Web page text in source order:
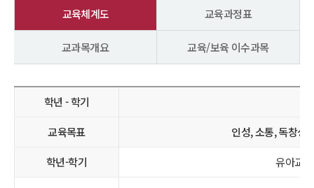
교육체계도 교육과정표
교과목개요 교육/보육 이수과목
학년 - 학기
교육목표 인성, 소통, 독창성
학년-학기 유아교